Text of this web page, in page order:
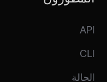
API
CLI
الحالة